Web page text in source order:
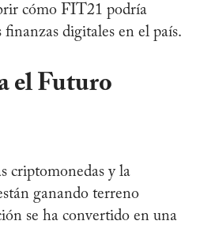
cómo FIT21 podría
digitales en el país.
el Futuro
criptomonedas y la
ganando terreno
se ha convertido en una